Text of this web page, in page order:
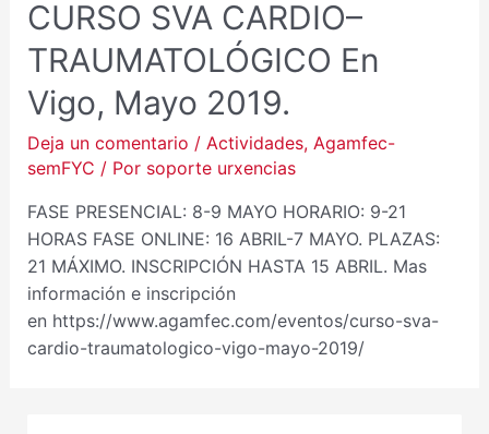
CURSO SVA CARDIO–
TRAUMATOLÓGICO En
Vigo, Mayo 2019.
Deja un comentario / Actividades, Agamfec-
semFYC / Por soporte urxencias
FASE PRESENCIAL: 8-9 MAYO HORARIO: 9-21
HORAS FASE ONLINE: 16 ABRIL-7 MAYO. PLAZAS:
21 MÁXIMO. INSCRIPCIÓN HASTA 15 ABRIL. Mas
información e inscripción
en https://www.agamfec.com/eventos/curso-sva-
cardio-traumatologico-vigo-mayo-2019/